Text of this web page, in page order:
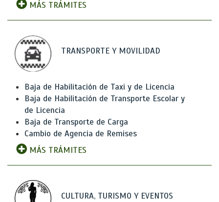
MÁS TRÁMITES
TRANSPORTE Y MOVILIDAD
Baja de Habilitación de Taxi y de Licencia
Baja de Habilitación de Transporte Escolar y
de Licencia
Baja de Transporte de Carga
Cambio de Agencia de Remises
MÁS TRÁMITES
CULTURA, TURISMO Y EVENTOS